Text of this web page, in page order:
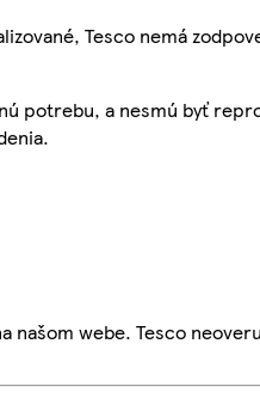
Tesco nemá
potrebu, a nesmú byť
našom webe. Tesco